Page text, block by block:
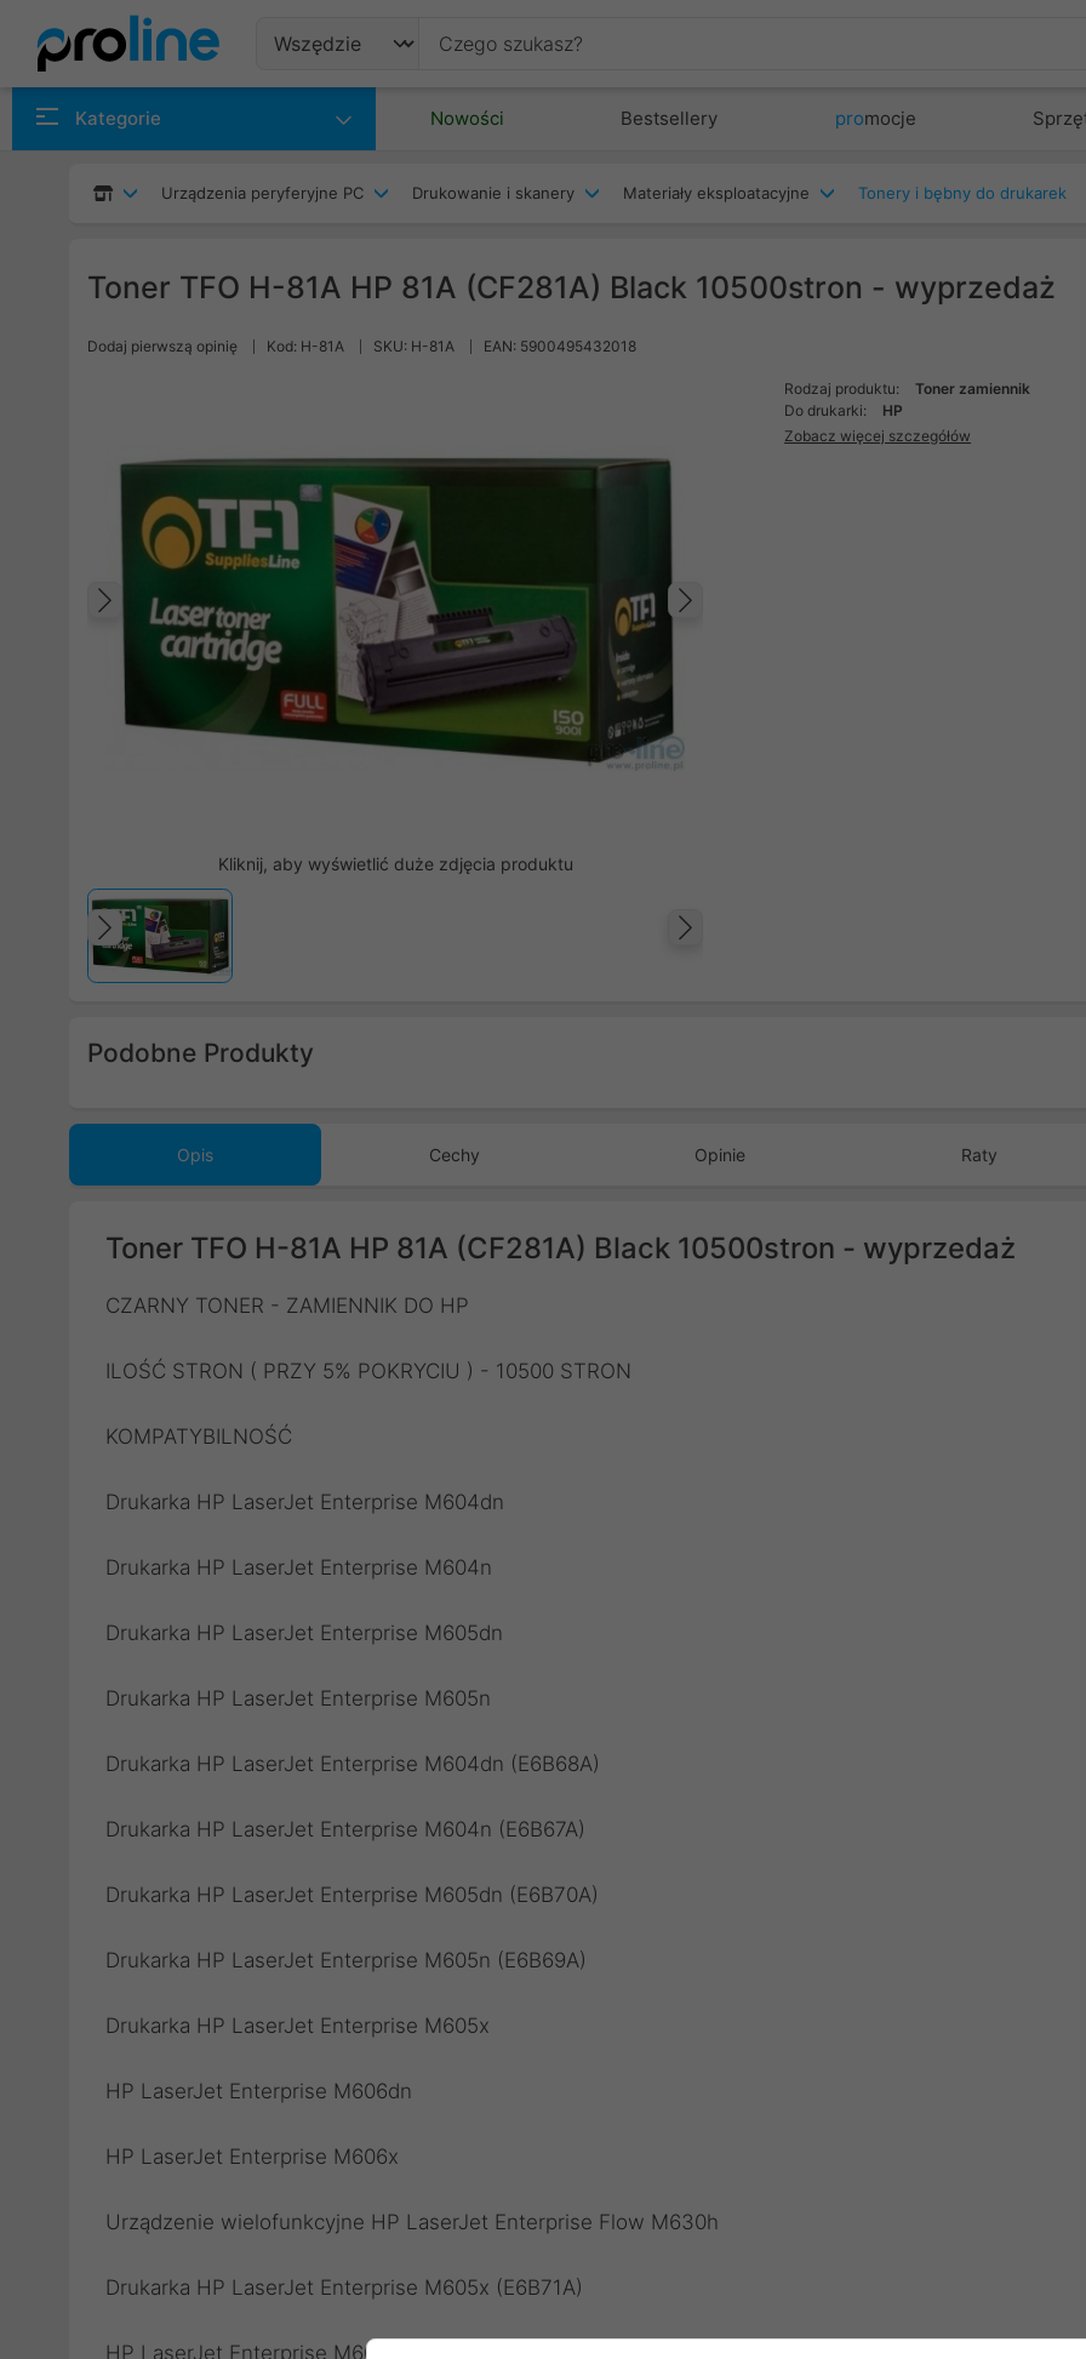
Kategorie Nowości Bestsellery promocje
Urządzenia peryferyjne PC Drukowanie i skanery Materiały eksploatacyjne Tonery i bębny do drukarek
Toner TFO H-81A HP 81A (CF281A) Black 10500stron - wyprzedaż
Dodaj pierwszą opinię Kod: H-81A SKU: H-81A EAN: 5900495432018
Poprzedni
Kliknij, aby wyświetlić duże zdjęcia produktu
Poprzedni
Rodzaj produktu:
Toner zamiennik
Do drukarki:
HP
Zobacz więcej szczegółów
Podobne Produkty
Opis Cechy Opinie Raty
Toner TFO H-81A HP 81A (CF281A) Black 10500stron - wyprzedaż
CZARNY TONER - ZAMIENNIK DO HP
ILOŚĆ STRON ( PRZY 5% POKRYCIU ) - 10500 STRON
KOMPATYBILNOŚĆ
Drukarka HP LaserJet Enterprise M604dn
Drukarka HP LaserJet Enterprise M604n
Drukarka HP LaserJet Enterprise M605dn
Drukarka HP LaserJet Enterprise M605n
Drukarka HP LaserJet Enterprise M604dn (E6B68A)
Drukarka HP LaserJet Enterprise M604n (E6B67A)
Drukarka HP LaserJet Enterprise M605dn (E6B70A)
Drukarka HP LaserJet Enterprise M605n (E6B69A)
Drukarka HP LaserJet Enterprise M605x
HP LaserJet Enterprise M606dn
HP LaserJet Enterprise M606x
Urządzenie wielofunkcyjne HP LaserJet Enterprise Flow M630h
Drukarka HP LaserJet Enterprise M605x (E6B71A)
HP LaserJet Enterprise M606dn (E6B72A)